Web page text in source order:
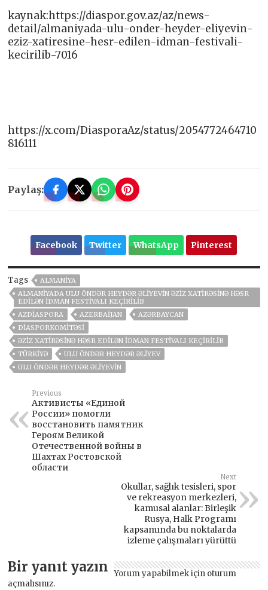
kaynak:https://diaspor.gov.az/az/news-
detail/almaniyada-ulu-onder-heyder-eliyevin-
eziz-xatiresine-hesr-edilen-idman-festivali-
kecirilib-7016
https://x.com/DiasporaAz/status/2054772464710
816111
Paylaş:
Facebook Twitter WhatsApp Pinterest
Tags
ALMANIYA
ALMANIYADA ULU ÖNDƏR HEYDƏR ƏLIYEVIN ƏZIZ XATIRƏSINƏ HƏSR
EDILƏN IDMAN FESTIVALI KEÇIRILIB
AZDIASPORA
AZERBAIJAN
AZƏRBAYCAN
DIASPORKOMITƏSI
ƏZIZ XATIRƏSINƏ HƏSR EDILƏN IDMAN FESTIVALI KEÇIRILIB
TÜRKIYƏ
ULU ÖNDƏR HEYDƏR ƏLIYEV
ULU ÖNDƏR HEYDƏR ƏLIYEVIN
Previous
Активисты «Единой
России» помогли
восстановить памятник
Героям Великой
Отечественной войны в
Шахтах Ростовской
области
Next
Okullar, sağlık tesisleri, spor
ve rekreasyon merkezleri,
kamusal alanlar: Birleşik
Rusya, Halk Programı
kapsamında bu noktalarda
izleme çalışmaları yürüttü
Bir yanıt yazın Yorum yapabilmek için oturum
açmalısınız.